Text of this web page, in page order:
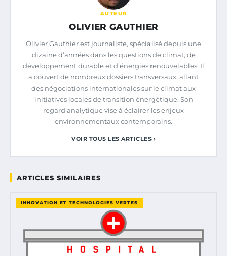
AUTEUR
OLIVIER GAUTHIER
Olivier Gauthier est journaliste, spécialisé depuis une
dizaine d’années dans les questions de climat, de
développement durable et d’énergies renouvelables. Il
a couvert de nombreux dossiers transversaux, allant
des négociations internationales sur le climat aux
initiatives locales de transition énergétique. Son
regard analytique vise à éclairer les enjeux
environnementaux contemporains.
VOIR TOUS LES ARTICLES ›
ARTICLES SIMILAIRES
INNOVATION ET TECHNOLOGIES VERTES